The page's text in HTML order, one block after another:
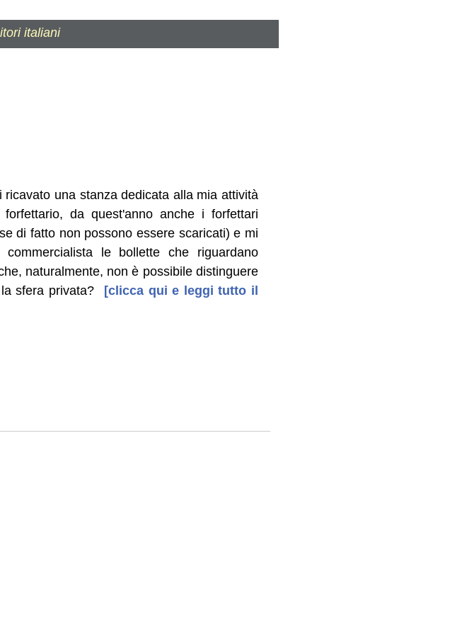
italiani
una stanza dedicata alla mia attività
da quest'anno anche i forfettari
di fatto non possono essere scaricati) e mi
le bollette che riguardano
naturalmente, non è possibile distinguere
sfera privata?
[clicca qui e leggi tutto il